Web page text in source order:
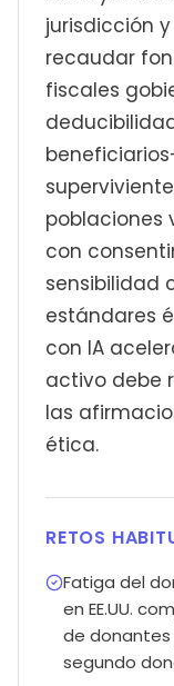
jurisdicción
recaudar
fiscales
poblaciones
con
sensibilidad
estándares
con IA
activo debe
las
ética.
RETOS
Fatiga del
en EE.UU.
de donantes
segundo